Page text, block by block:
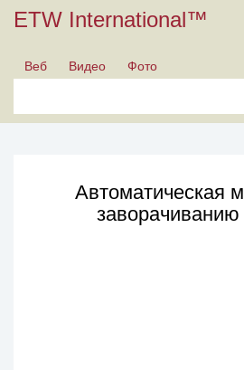
ETW International™
Веб
Видео Фото
Автоматическая
заворачиванию